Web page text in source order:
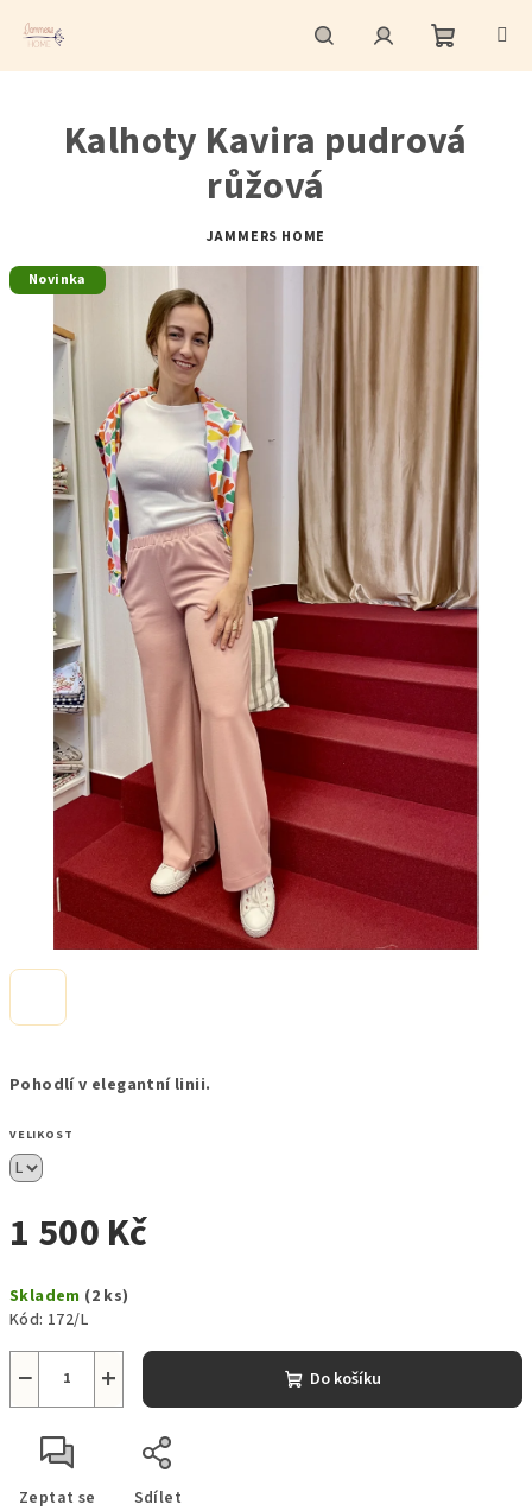
HledatPřihlášeníNákupní
košík
Pohodlí v elegantní linii.
VELIKOST
1 500 Kč
cena:
Skladem (2 ks)
Kód: 172/L
+
− Do košíku
Zeptat se Sdílet
Kalhoty Kavira pudrová
růžová
JAMMERS HOME
Novinka